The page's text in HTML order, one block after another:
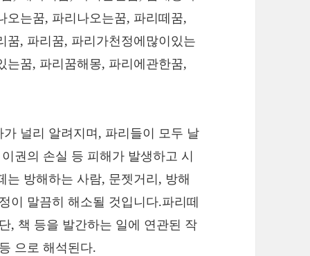
오는꿈, 파리나오는꿈, 파리떼꿈,
꿈, 파리꿈, 파리가천정에많이있는
는꿈, 파리꿈해몽, 파리에관한꿈,
널리 알려지며, 파리들이 모두 날
권의 손실 등 피해가 발생하고 시
는 방해하는 사람, 문젯거리, 방해
이 말끔히 해소될 것입니다.파리떼
, 책 등을 발간하는 일에 연관된 작
으로 해석된다.